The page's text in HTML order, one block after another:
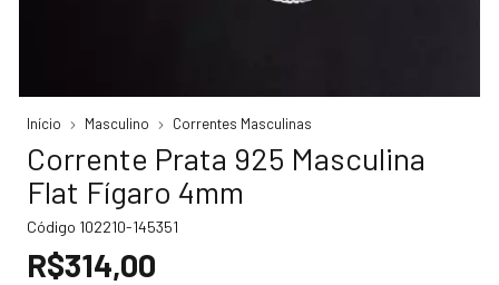
Início Masculino Correntes Masculinas
Corrente Prata 925 Masculina
Flat Fígaro 4mm
Código 102210-145351
R$314,00